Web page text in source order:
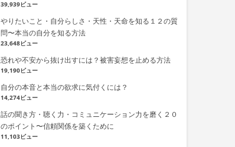
39,939ビュー
やりたいこと・自分らしさ・天性・天命を知る１２の質
問〜本当の自分を知る方法
23,648ビュー
恐れや不安から抜け出すには？被害妄想を止める方法
19,190ビュー
自分の本音と本当の欲求に気付くには？
14,274ビュー
話の聞き方・聴く力・コミュニケーション力を磨く２０
のポイント〜信頼関係を築くために
11,103ビュー